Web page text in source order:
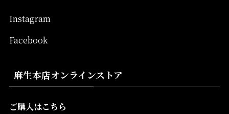
Instagram
Facebook
麻生本店オンラインストア
ご購入はこちら